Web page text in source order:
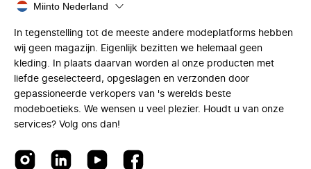
Miinto Nederland
In tegenstelling tot de meeste andere modeplatforms hebben
wij geen magazijn. Eigenlijk bezitten we helemaal geen
kleding. In plaats daarvan worden al onze producten met
liefde geselecteerd, opgeslagen en verzonden door
gepassioneerde verkopers van 's werelds beste
modeboetieks. We wensen u veel plezier. Houdt u van onze
services? Volg ons dan!